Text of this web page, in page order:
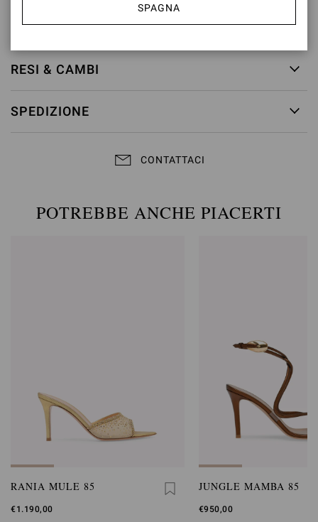
RESI & CAMBI
SPEDIZIONE
CONTATTACI
POTREBBE ANCHE PIACERTI
RANIA MULE 85
€1.190,00
JUNGLE MAMBA 85
€950,00
SPAGNA